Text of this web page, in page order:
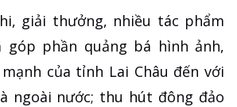
giải thưởng, nhiều tác phẩm
góp phần quảng bá hình ảnh,
của tỉnh Lai Châu đến với
ngoài nước; thu hút đông đảo